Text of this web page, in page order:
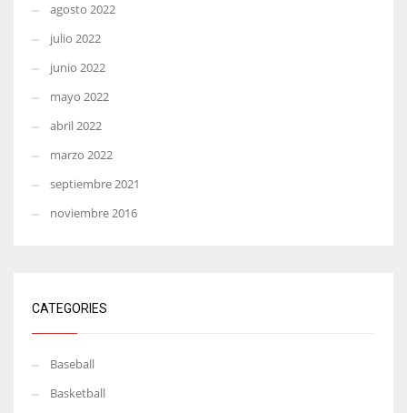
agosto 2022
julio 2022
junio 2022
mayo 2022
abril 2022
marzo 2022
septiembre 2021
noviembre 2016
CATEGORIES
Baseball
Basketball